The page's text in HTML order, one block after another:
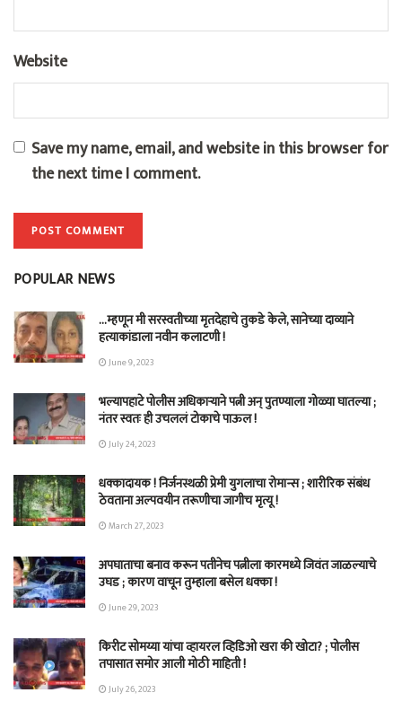
Website
Save my name, email, and website in this browser for
the next time I comment.
POPULAR NEWS
…म्हणून मी सरस्वतीच्या मृतदेहाचे तुकडे केले, सानेच्या दाव्याने
हत्याकांडाला नवीन कलाटणी !
June 9, 2023
भल्यापहाटे पोलीस अधिकाऱ्याने पत्नी अन् पुतण्याला गोळ्या घातल्या ;
नंतर स्वतः ही उचललं टोकाचे पाऊल !
July 24, 2023
धक्कादायक ! निर्जनस्थळी प्रेमी युगलाचा रोमान्स ; शारीरिक संबंध
ठेवताना अल्पवयीन तरूणीचा जागीच मृत्यू !
March 27, 2023
अपघाताचा बनाव करून पतीनेच‎ पत्नीला कारमध्ये जिवंत जाळल्याचे
उघड ; कारण वाचून तुम्हाला बसेल धक्का !
June 29, 2023
किरीट सोमय्या यांचा व्हायरल व्हिडिओ खरा की खोटा? ; पोलीस
तपासात समोर आली मोठी माहिती !
July 26, 2023